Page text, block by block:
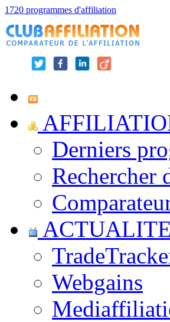
1720 programmes d'affiliation
Derniers
Rechercher
ACTUALITE
Webgains